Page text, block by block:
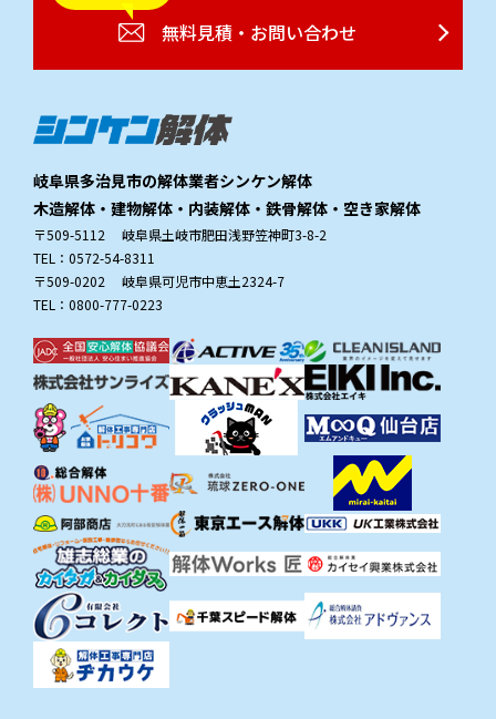
無料見積・お問い合わせ
岐阜県多治見市の解体業者シンケン解体
木造解体・建物解体・内装解体・鉄骨解体・空き家解体
〒509-5112 岐阜県土岐市肥田浅野笠神町3-8-2
TEL：0572-54-8311
〒509-0202 岐阜県可児市中恵土2324-7
TEL：0800-777-0223